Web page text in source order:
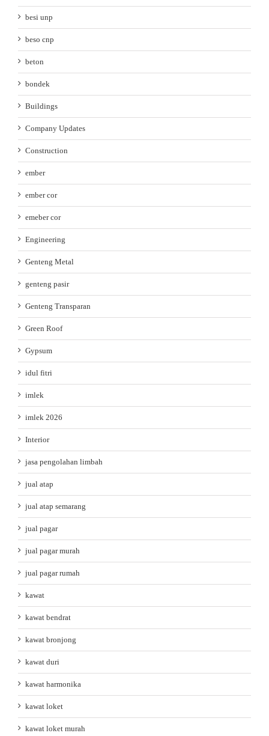
besi unp
beso cnp
beton
bondek
Buildings
Company Updates
Construction
ember
ember cor
emeber cor
Engineering
Genteng Metal
genteng pasir
Genteng Transparan
Green Roof
Gypsum
idul fitri
imlek
imlek 2026
Interior
jasa pengolahan limbah
jual atap
jual atap semarang
jual pagar
jual pagar murah
jual pagar rumah
kawat
kawat bendrat
kawat bronjong
kawat duri
kawat harmonika
kawat loket
kawat loket murah